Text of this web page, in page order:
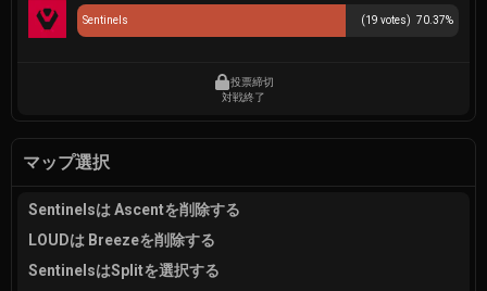
(19 votes) 70.37%
Sentinels
投票締切
対戦終了
マップ選択
Sentinelsは Ascentを削除する
LOUDは Breezeを削除する
SentinelsはSplitを選択する